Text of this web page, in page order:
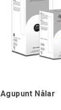
Agupunt Nålar